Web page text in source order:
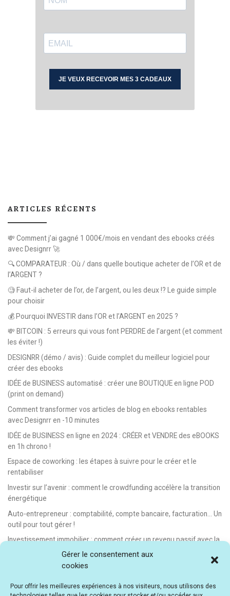
Gérer le consentement aux
cookies
Pour offrir les meilleures expériences à nos visiteurs, nous utilisons des
ARTICLES RÉCENTS
💸 Comment j’ai gagné 1 000€/mois en vendant des ebooks créés
avec Designrr 🚀
🔍 COMPARATEUR : Où / dans quelle boutique acheter de l’OR et de
l’ARGENT ?
🧐 Faut-il acheter de l’or, de l’argent, ou les deux !? Le guide simple
pour choisir
💰 Pourquoi INVESTIR dans l’OR et l’ARGENT en 2025 ?
💸 BITCOIN : 5 erreurs qui vous font PERDRE de l’argent (et comment
les éviter !)
DESIGNRR (démo / avis) : Guide complet du meilleur logiciel pour
créer des ebooks
IDÉE de BUSINESS automatisé : créer une BOUTIQUE en ligne POD
(print on demand)
Comment transformer vos articles de blog en ebooks rentables
avec Designrr en -10 minutes
IDÉE de BUSINESS en ligne en 2024 : CRÉER et VENDRE des eBOOKS
en 1h chrono !
Espace de coworking : les étapes à suivre pour le créer et le
rentabiliser
Investir sur l’avenir : comment le crowdfunding accélère la transition
énergétique
Auto-entrepreneur : comptabilité, compte bancaire, facturation… Un
outil pour tout gérer !
Investissement immobilier : comment créer un revenu passif avec la
location saisonnière
E-learning : les meilleurs LMS gratuits et payants pour créer et
Idée de business en ligne automatisé : vendre des formations en e-